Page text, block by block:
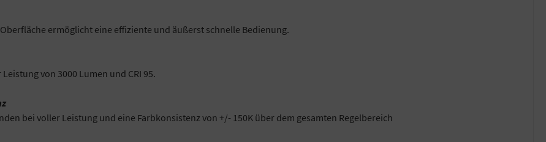
ermöglicht eine effiziente und äußerst schnelle Bedienung.
von 3000 Lumen und CRI 95.
bei voller Leistung und eine Farbkonsistenz von +/- 150K über dem gesamten Regelbereich